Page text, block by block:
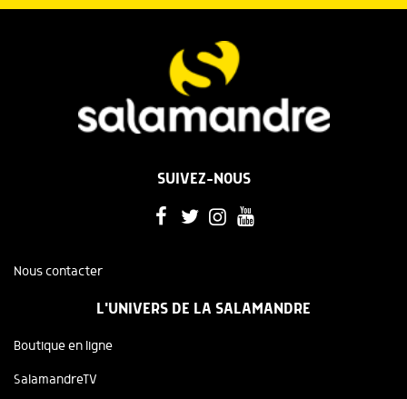
SUIVEZ-NOUS
Nous contacter
L'UNIVERS DE LA SALAMANDRE
Boutique en ligne
SalamandreTV